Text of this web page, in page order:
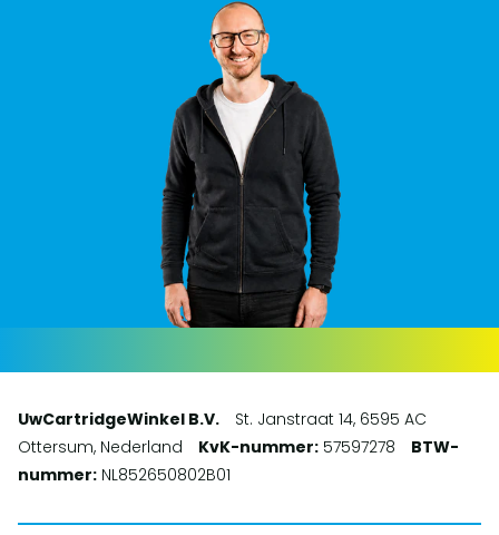
UwCartridgeWinkel B.V.
St. Janstraat 14, 6595 AC
Ottersum, Nederland
KvK-nummer: 57597278
BTW-
nummer: NL852650802B01